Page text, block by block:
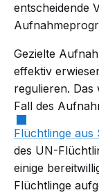
entscheidende
Gezielte
effektiv
regulieren.
Fall des
Flüchtlinge aus
des UN-
einige
Flüchtlinge